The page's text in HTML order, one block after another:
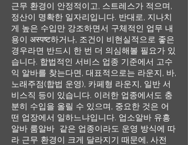
근무 환경이 안정적이고, 스트레스가 적으며,
정산이 명확한 일자리입니다. 반대로, 지나치
게 높은 수입만 강조하면서 구체적인 업무 내
용이 अस्पष्ट하거나, 조건이 비현실적으로 좋은
경우라면 반드시 한 번 더 의심해볼 필요가 있
습니다. 합법적인 서비스 업종 기준에서 고수
익 알바를 찾는다면, 대표적으로는 라운지, 바,
노래주점(합법 운영), 카페형 라운지, 일반 서
비스직 등이 있습니다. 이러한 업종에서도 충
분히 수입을 올릴 수 있으며, 중요한 것은 어
떤 업장에서 일하느냐입니다. 업소알바 유흥
알바 룸알바 같은 업종이라도 운영 방식에 따
라 근무 환경이 크게 달라지기 때문에, 사전